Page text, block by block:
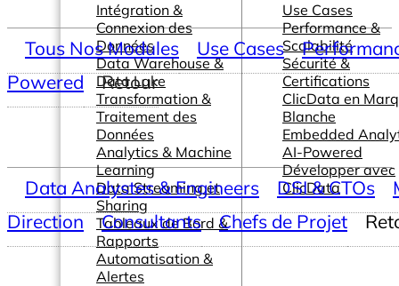
Intégration &
Connexion des
Données
Data Warehouse &
Data Lake
Transformation &
Traitement des
Données
Analytics & Machine
Learning
Data Streaming et
Sharing
Tableaux de Bord &
Rapports
Automatisation &
Alertes
Use Cases
Performance &
Scalabilité
Sécurité &
Certifications
ClicData en
Blanche
Embedded
AI-Powered
Développer avec
ClicData
Tous Nos Modules Use Cases
Powered
Retour
Data Analystes & Engineers DSI & CTOs
Direction
Consultants Chefs de Projet